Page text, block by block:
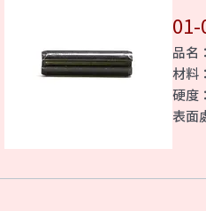
01-
品名：
材料：
硬度：
表面